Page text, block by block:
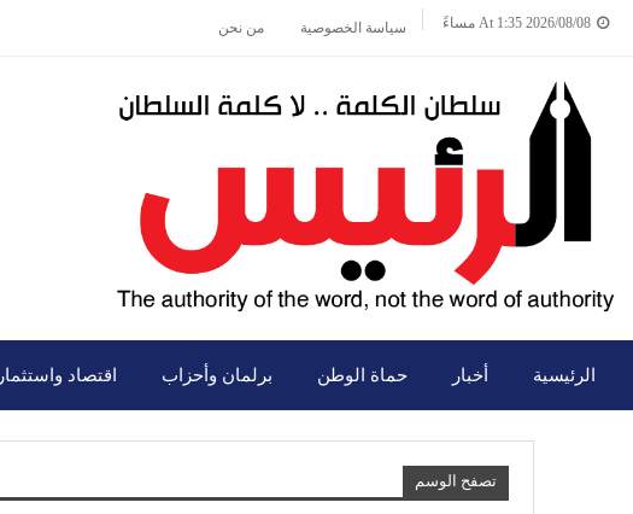
2026/08/08 At 1:35 مساءً سياسة الخصوصية من نحن
الرئيسية أخبار حماة الوطن برلمان وأحزاب اقتصاد واستثمار
تصفح الوسم